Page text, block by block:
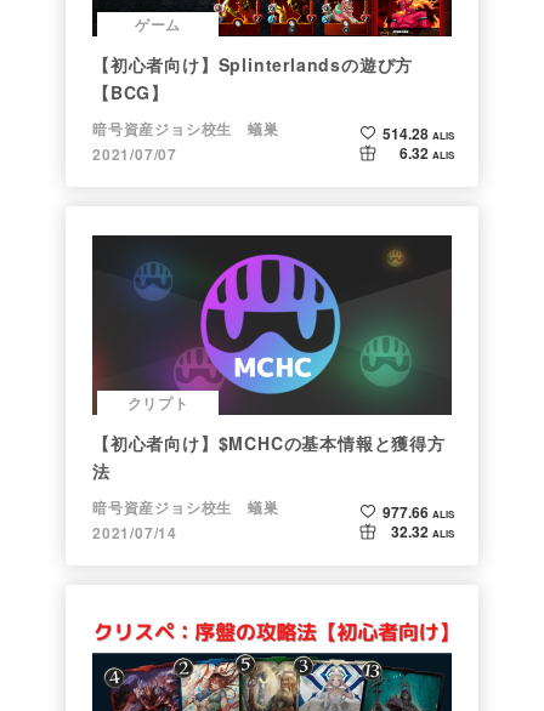
ゲーム
【初心者向け】Splinterlandsの遊び方
【BCG】
暗号資産ジョシ校生 蟻巣
2021/07/07
514.28 ALIS
6.32 ALIS
クリプト
【初心者向け】$MCHCの基本情報と獲得方
法
暗号資産ジョシ校生 蟻巣
2021/07/14
977.66 ALIS
32.32 ALIS